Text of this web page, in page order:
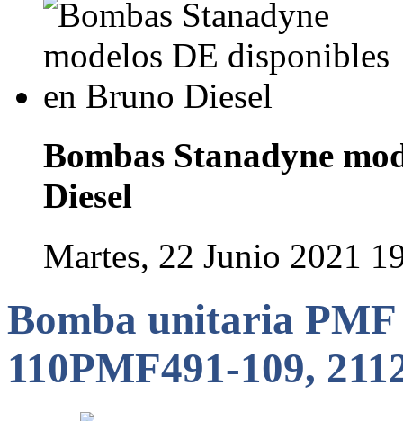
Bombas Stanadyne
Diesel
Martes, 22 Junio 2021
Bomba unitaria
110PMF491-109,